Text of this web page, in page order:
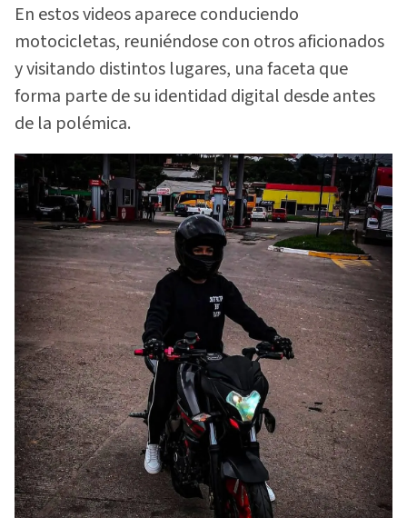
En estos videos aparece conduciendo
motocicletas, reuniéndose con otros aficionados
y visitando distintos lugares, una faceta que
forma parte de su identidad digital desde antes
de la polémica.